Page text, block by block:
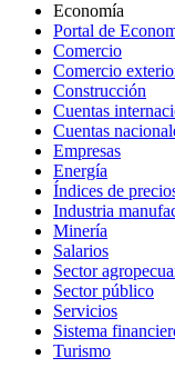
Economía
Portal de
Comercio
Comercio
Construcción
Cuentas
Cuentas
Empresas
Energía
Índices de
Industria
Minería
Salarios
Sector
Sector público
Servicios
Sistema
Turismo